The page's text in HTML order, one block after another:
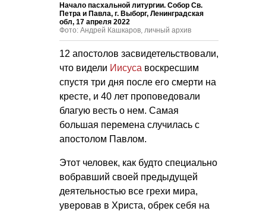
Начало пасхальной литургии. Собор Св.
Петра и Павла, г. Выборг, Ленинградская
обл, 17 апреля 2022
Фото: Андрей Кашкаров, личный архив
12 апостолов засвидетельствовали,
что видели Иисуса воскресшим
спустя три дня после его смерти на
кресте, и 40 лет проповедовали
благую весть о нем. Самая
большая перемена случилась с
апостолом Павлом.
Этот человек, как будто специально
вобравший своей предыдущей
деятельностью все грехи мира,
уверовав в Христа, обрек себя на